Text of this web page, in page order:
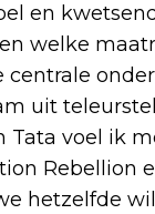
en
welke
centrale
uit
Tata voel ik
Rebellion
hetzelfde